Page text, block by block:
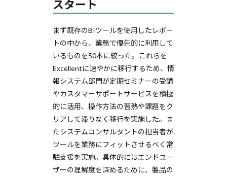
スタート
まず既存のBIツールを使用したレポー
トの中から、業務で優先的に利用して
いるものを50本に絞った。これらを
Excellentに速やかに移行するため、情
報システム部門が定期セミナーの受講
やカスタマーサポートサービスを積極
的に活用、操作方法の習熟や課題をク
リアして滞りなく移行を実施した。ま
たシステムコンサルタントの担当者が
ツールを業務にフィットさせるべく常
駐支援を実施。具体的にはエンドユー
ザーの理解度を深めるために、製品の